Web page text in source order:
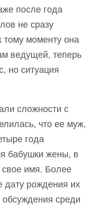
после года
не сразу
тому моменту она
ведущей, теперь
но ситуация
сложности с
что ее муж,
года
бабушки жены, в
свое имя. Более
дату рождения их
среди